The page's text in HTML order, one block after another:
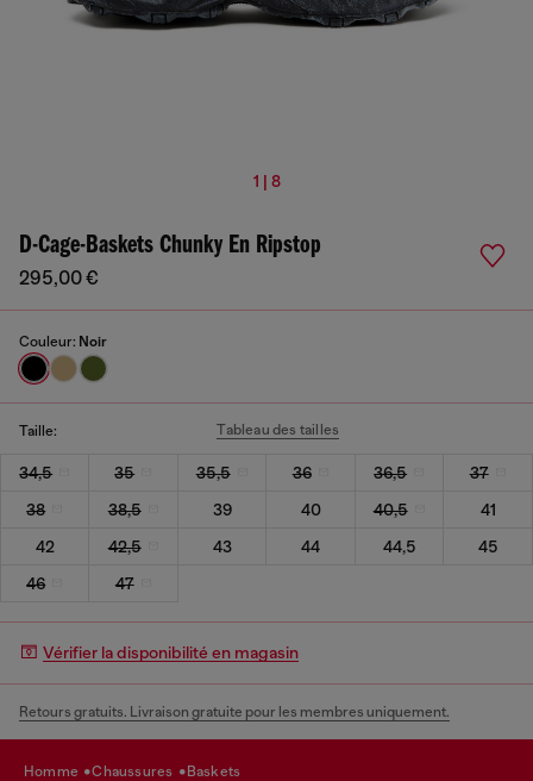
1 | 8
D-Cage-Baskets Chunky En Ripstop
295,00 €
Couleur: Noir
Taille: Tableau des tailles
34,5 35 35,5 36 36,5
37
38
38,5 39 40 40,5
41
42
42,5 43 44 44,5
45
46
47
Vérifier la disponibilité en magasin
Retours gratuits. Livraison gratuite pour les membres uniquement.
homme chaussures baskets